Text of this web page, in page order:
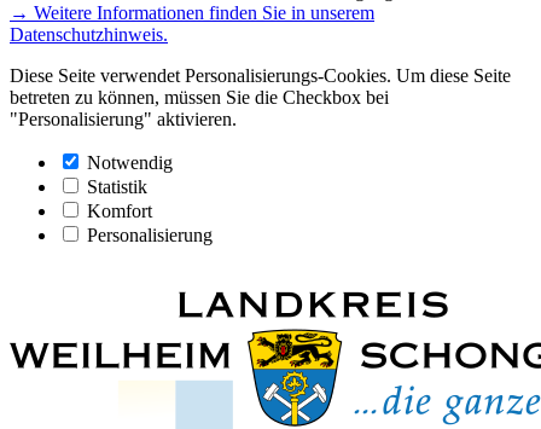
→ Weitere Informationen finden Sie in unserem
Datenschutzhinweis.
Diese Seite verwendet Personalisierungs-Cookies. Um diese Seite
betreten zu können, müssen Sie die Checkbox bei
"Personalisierung" aktivieren.
Notwendig
Statistik
Komfort
Personalisierung